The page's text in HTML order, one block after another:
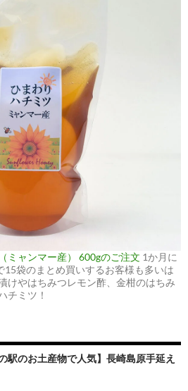
ミャンマー産） 600gのご注文 1か月に
15袋のまとめ買いするお客様も多いは
けやはちみつレモン酢、金柑のはちみ
チミツ！
駅のお土産物で人気】長崎島原手延え